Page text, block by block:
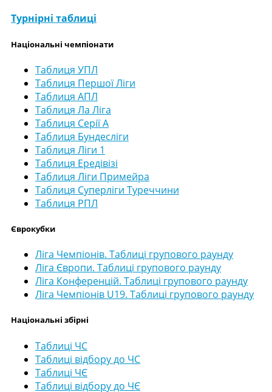
Турнірні таблиці
Національні чемпіонати
Таблиця УПЛ
Таблиця Першої Ліги
Таблиця АПЛ
Таблиця Ла Ліга
Таблиця Серії А
Таблиця Бундесліги
Таблиця Ліги 1
Таблиця Ередівізі
Таблиця Ліги Примейра
Таблиця Суперліги Туреччини
Таблиця РПЛ
Єврокубки
Ліга Чемпіонів. Таблиці групового раунду
Ліга Європи. Таблиці групового раунду
Ліга Конференцій. Таблиці групового раунду
Ліга Чемпіонів U19. Таблиці групового раунду
Національні збірні
Таблиці ЧС
Таблиці відбору до ЧС
Таблиці ЧЄ
Таблиці відбору до ЧЄ